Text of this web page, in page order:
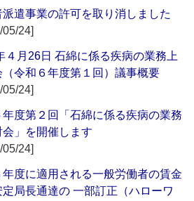
遣事業の許可を取り消しました
05/24]
月26日 石綿に係る疾病の業務上
令和６年度第１回）議事概要
05/24]
度第２回「石綿に係る疾病の業務
会」を開催します
05/24]
度に適用される一般労働者の賃金
局長通達の 一部訂正（ハローワ